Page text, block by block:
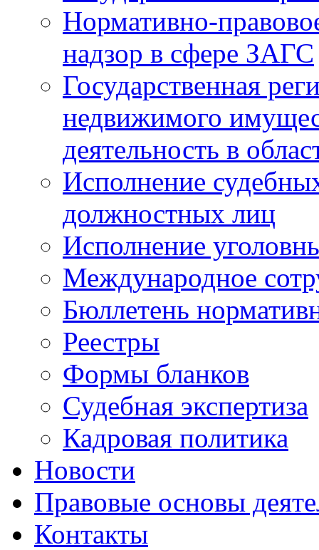
Нормативно-
надзор в сфере ЗАГС
Государственная
недвижимого
деятельность в
Исполнение
должностных лиц
Исполнение
Международное
Бюллетень
Реестры
Формы бланков
Судебная экспертиза
Кадровая политика
Новости
Правовые основы
Контакты